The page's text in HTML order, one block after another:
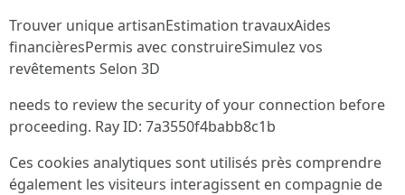
Trouver unique artisanEstimation travauxAides
financièresPermis avec construireSimulez vos
revêtements Selon 3D
needs to review the security of your connection before
proceeding. Ray ID: 7a3550f4babb8c1b
Ces cookies analytiques sont utilisés près comprendre
également les visiteurs interagissent en compagnie de